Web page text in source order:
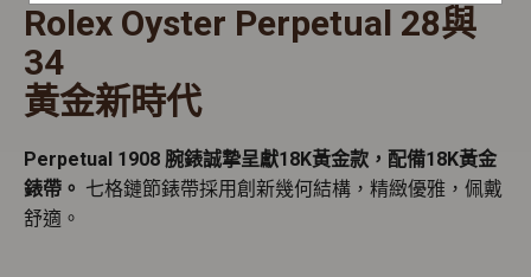
Rolex Oyster Perpetual 28與
34
黃金新時代
Perpetual 1908 腕錶誠摯呈獻18K黃金款，配備18K黃金
錶帶。 七格鏈節錶帶採用創新幾何結構，精緻優雅，佩戴
舒適。